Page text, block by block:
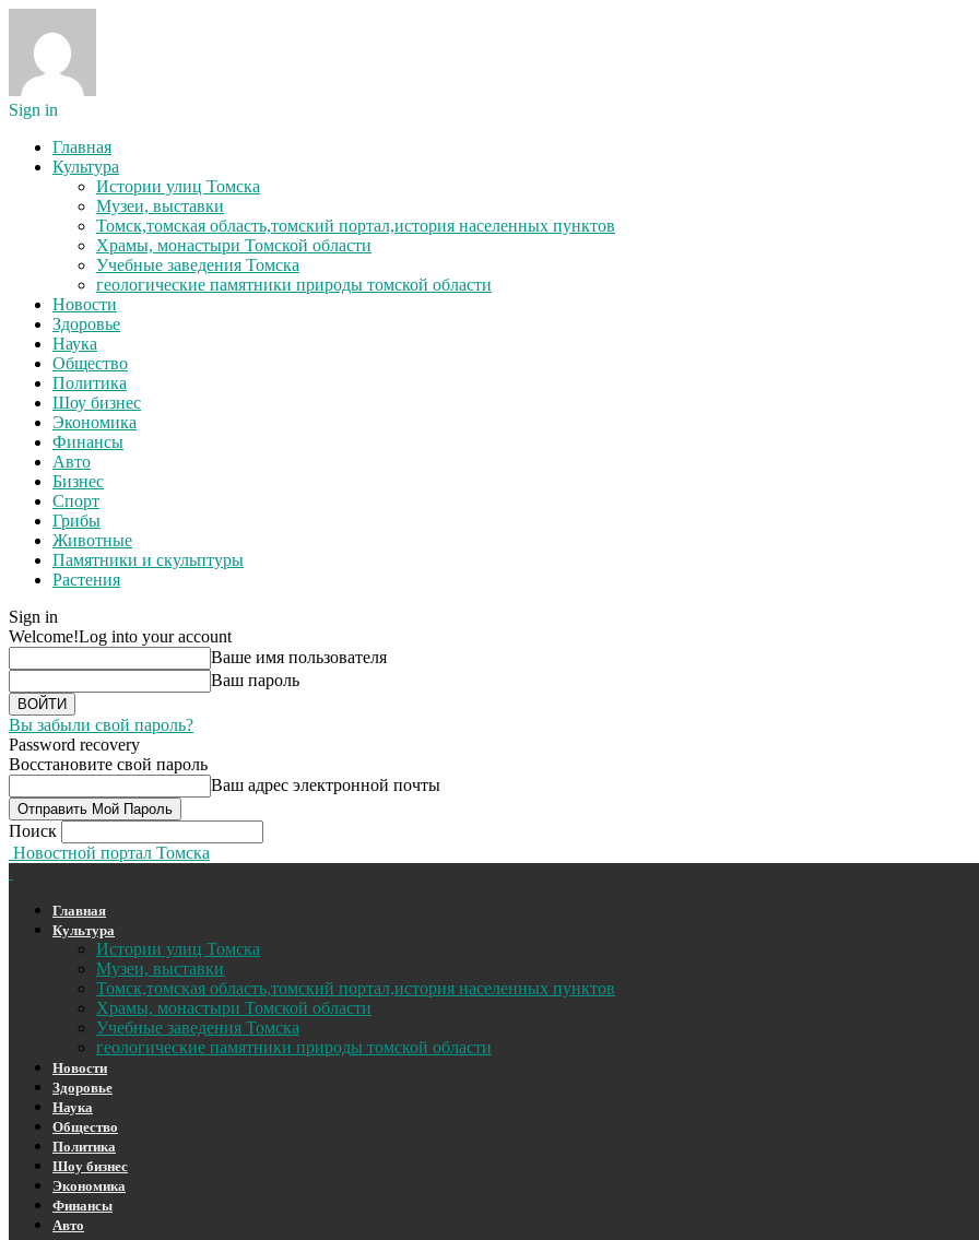
Sign in
Главная
Культура
Истории улиц Томска
Музеи, выставки
Томск,томская область,томский портал,история населенных пунктов
Храмы, монастыри Томской области
Учебные заведения Томска
геологические памятники природы томской области
Новости
Здоровье
Наука
Общество
Политика
Шоу бизнес
Экономика
Финансы
Авто
Бизнес
Спорт
Грибы
Животные
Памятники и скульптуры
Растения
Sign in
Welcome!Log into your account
Ваше имя пользователя
Ваш пароль
Вы забыли свой пароль?
Password recovery
Восстановите свой пароль
Ваш адрес электронной почты
Поиск
Новостной портал Томска
Главная
Культура
Истории улиц Томска
Музеи, выставки
Томск,томская область,томский портал,история населенных пунктов
Храмы, монастыри Томской области
Учебные заведения Томска
геологические памятники природы томской области
Новости
Здоровье
Наука
Общество
Политика
Шоу бизнес
Экономика
Финансы
Авто